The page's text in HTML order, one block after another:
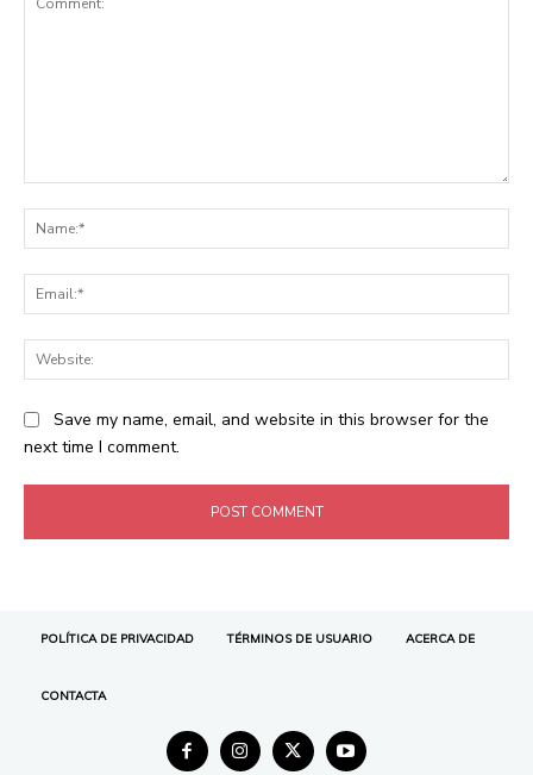
POLÍTICA DE PRIVACIDAD TÉRMINOS DE USUARIO ACERCA DE
CONTACTA